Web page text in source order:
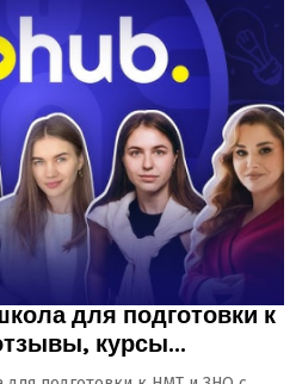
для подготовки к
курсы...